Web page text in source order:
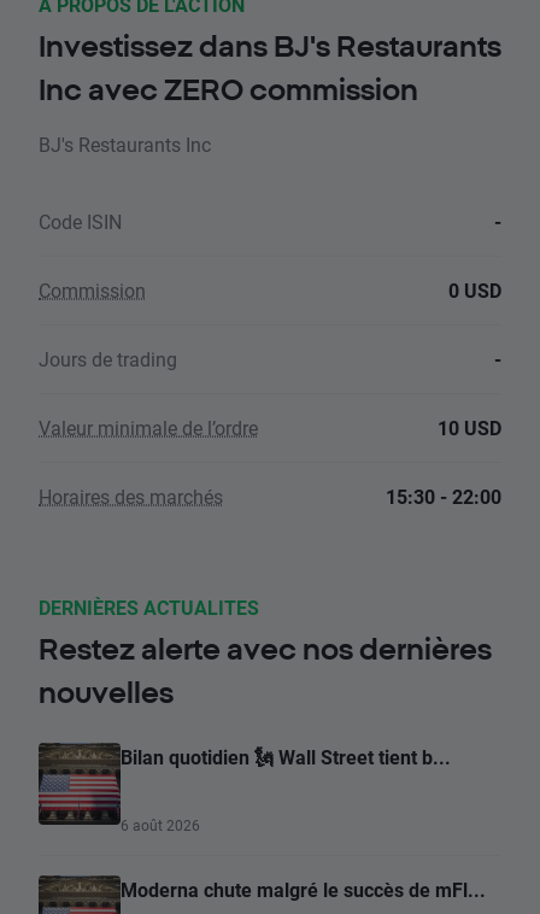
Investissez dans BJ's Restaurants
Inc avec ZERO commission
BJ's Restaurants Inc
Code ISIN -
Commission 0 USD
Jours de trading -
Valeur minimale de l’ordre 10 USD
Horaires des marchés 15:30 - 22:00
DERNIÈRES ACTUALITES
Restez alerte avec nos dernières
nouvelles
Bilan quotidien 🗽 Wall Street tient b...
6 août 2026
Moderna chute malgré le succès de mFl...